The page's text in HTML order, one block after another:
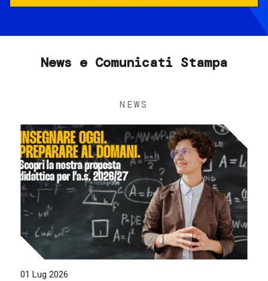
News e Comunicati Stampa
NEWS
01 Lug 2026